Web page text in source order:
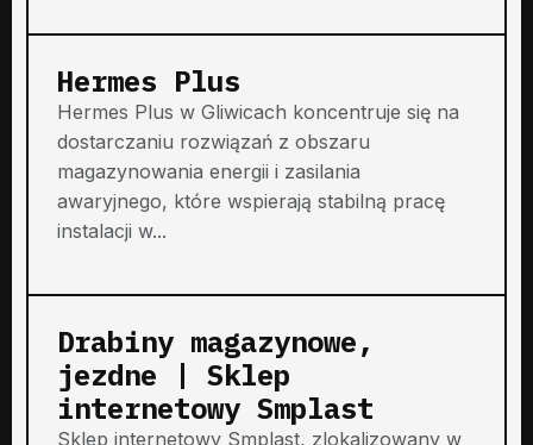
Hermes Plus
Hermes Plus w Gliwicach koncentruje się na
dostarczaniu rozwiązań z obszaru
magazynowania energii i zasilania
awaryjnego, które wspierają stabilną pracę
instalacji w...
Drabiny magazynowe,
jezdne | Sklep
internetowy Smplast
Sklep internetowy Smplast, zlokalizowany w